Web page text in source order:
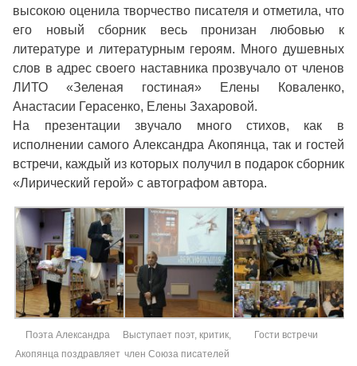
высокою оценила творчество писателя и отметила, что
его новый сборник весь пронизан любовью к
литературе и литературным героям. Много душевных
слов в адрес своего наставника прозвучало от членов
ЛИТО «Зеленая гостиная» Елены Коваленко,
Анастасии Герасенко, Елены Захаровой.
На презентации звучало много стихов, как в
исполнении самого Александра Акопянца, так и гостей
встречи, каждый из которых получил в подарок сборник
«Лирический герой» с автографом автора.
Поэта Александра
Акопянца поздравляет
Выступает поэт, критик,
член Союза писателей
Гости встречи